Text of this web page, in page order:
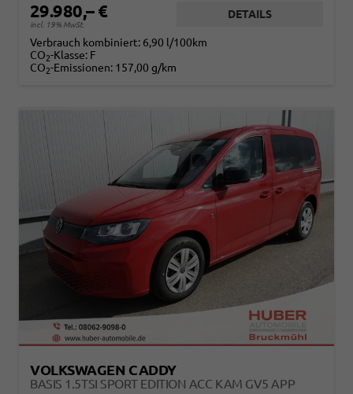
29.980,– €
incl. 19% MwSt.
DETAILS
Verbrauch kombiniert: 6,90 l/100km
CO2-Klasse: F
CO2-Emissionen: 157,00 g/km
VOLKSWAGEN CADDY
BASIS 1.5TSI SPORT EDITION ACC KAM GV5 APP